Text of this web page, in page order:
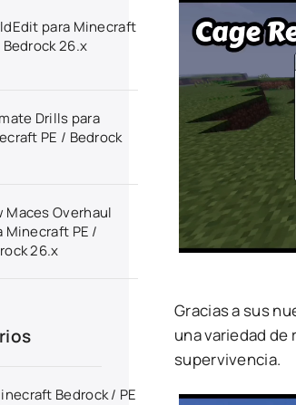
Gracias a sus
una variedad de
supervivencia.
para Minecraft
Bedrock 26.x
Drills para
PE / Bedrock
Maces Overhaul
Minecraft PE /
26.x
Bedrock / PE